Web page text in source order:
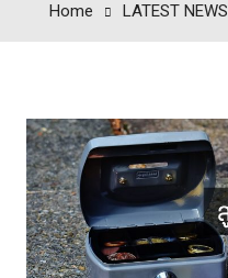
Home LATEST NEWS